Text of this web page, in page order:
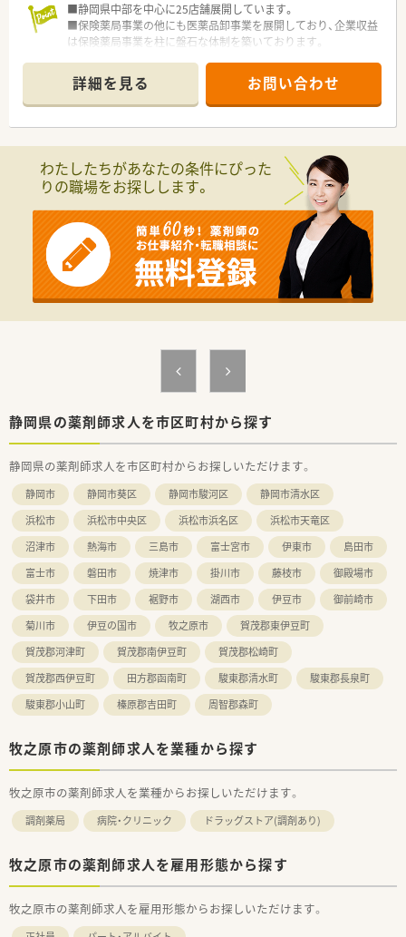
■静岡県中部を中心に25店舗展開しています。
■保険薬局事業の他にも医薬品卸事業を展開しており、企業収益
は保険薬局事業を柱に盤石な体制を築いております。
り、地域医療から総合医療まで幅広く医療貢献しております。
■かかりつけ薬局として従業員は積極的に認定薬剤師を取得し
ており、会社も資格支援制度を整備するなど取得しやすい環境を
作られております。
■結婚お祝金や出産お祝金をはじめ、保育料手当や家族手当、配
偶者手当など世帯を持たれている方への手当は厚い会社です。
■帰省手当（県外出身者対象・年２回、入社後５年間）やマイゴー
ルデンウィーク制度（最大７日間の休暇）など、県外ご出身の方に
も手厚い会社です。
詳細を見る お問い合わせ
わたしたちがあなたの条件にぴった
りの職場をお探しします。
静岡県の薬剤師求人を市区町村から探す
静岡県の薬剤師求人を市区町村からお探しいただけます。
静岡市 静岡市葵区 静岡市駿河区
静岡市清水区
浜松市
浜松市中央区 浜松市浜名区
浜松市天竜区
沼津市
熱海市 三島市 富士宮市 伊東市
島田市
富士市
磐田市 焼津市 掛川市 藤枝市
御殿場市
袋井市
下田市 裾野市 湖西市 伊豆市
御前崎市
菊川市
伊豆の国市 牧之原市
賀茂郡東伊豆町
賀茂郡河津町
賀茂郡南伊豆町
賀茂郡松崎町
賀茂郡西伊豆町
田方郡函南町 駿東郡清水町
駿東郡長泉町
駿東郡小山町
榛原郡吉田町 周智郡森町
牧之原市の薬剤師求人を業種から探す
牧之原市の薬剤師求人を業種からお探しいただけます。
調剤薬局 病院・クリニック ドラッグストア(調剤あり)
牧之原市の薬剤師求人を雇用形態から探す
牧之原市の薬剤師求人を雇用形態からお探しいただけます。